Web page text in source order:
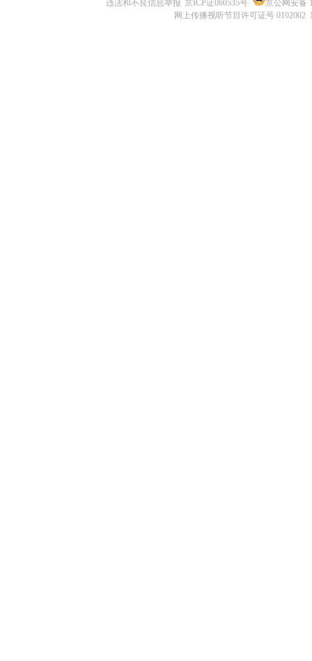
违法和不良信息举报 京ICP证060535号
京公网安备
网上传播视听节目许可证号 0102002